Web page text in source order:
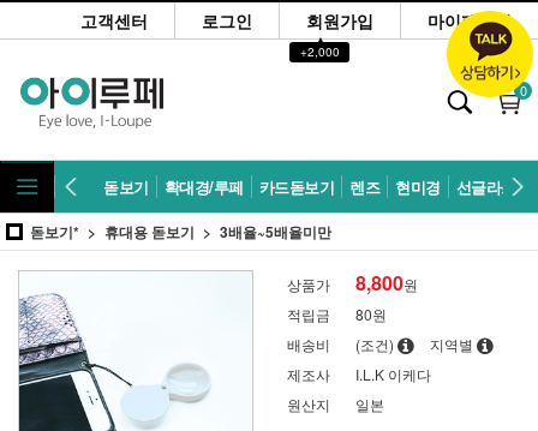
고객센터 로그인 회원가입
▲
+2,000
마이페이지
0
돋보기 확대경/루페 카드돋보기 렌즈 현미경 선글라스
돋보기* 휴대용 돋보기 3배율~5배율미만
상품가 8,800원
적립금
80원
배송비
(조건)
지역별
제조사
I.L.K 이케다
원산지
일본